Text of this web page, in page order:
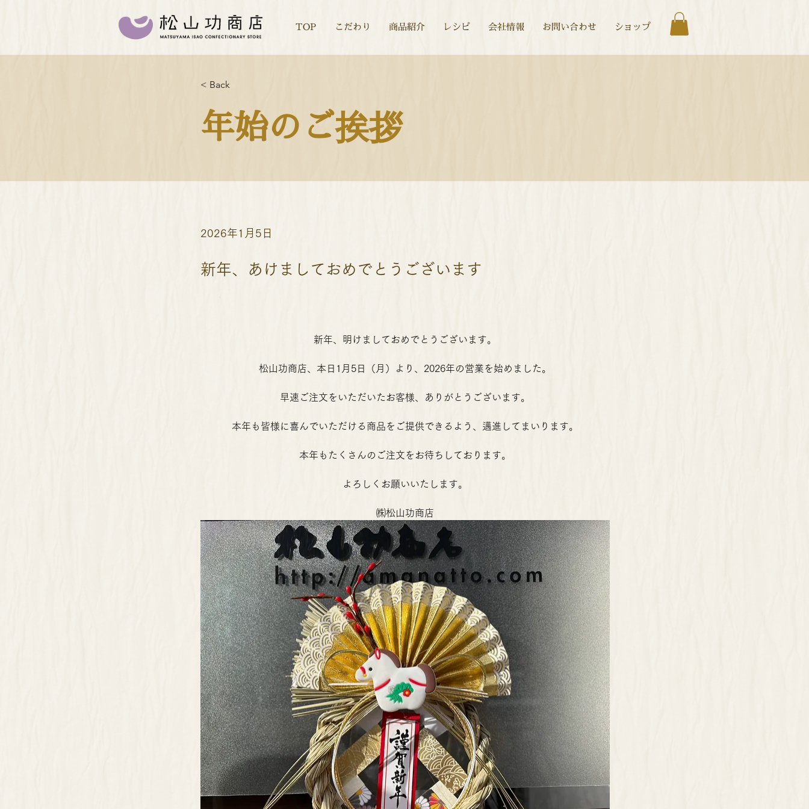
TOP こだわり 商品紹介 レシピ 会社情報 お問い合わせ ショップ
< Back
年始のご挨拶
2026年1月5日
新年、あけましておめでとうございます
新年、明けましておめでとうございます。
松山功商店、本日1月5日（月）より、2026年の営業を始めました。
早速ご注文をいただいたお客様、ありがとうございます。
本年も皆様に喜んでいただける商品をご提供できるよう、邁進してまいります。
本年もたくさんのご注文をお待ちしております。
よろしくお願いいたします。
㈱松山功商店